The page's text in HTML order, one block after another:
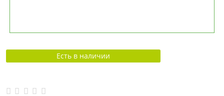
Есть в наличии